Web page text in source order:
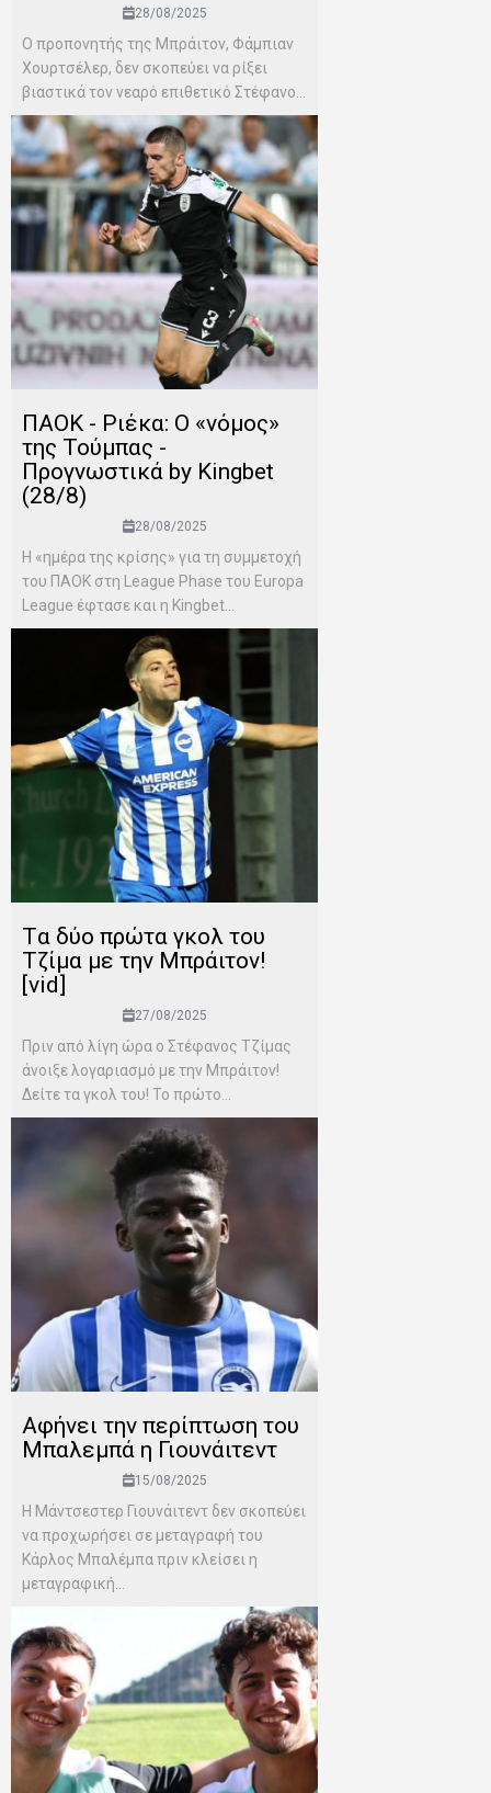
28/08/2025
Ο προπονητής της Μπράιτον, Φάμπιαν
Χουρτσέλερ, δεν σκοπεύει να ρίξει
βιαστικά τον νεαρό επιθετικό Στέφανο...
ΠΑΟΚ - Ριέκα: Ο «νόμος»
της Τούμπας -
Προγνωστικά by Kingbet
(28/8)
28/08/2025
Η «ημέρα της κρίσης» για τη συμμετοχή
του ΠΑΟΚ στη League Phase του Europa
League έφτασε και η Kingbet...
Tα δύο πρώτα γκολ του
Τζίμα με την Μπράιτον!
[vid]
27/08/2025
Πριν από λίγη ώρα ο Στέφανος Τζίμας
άνοιξε λογαριασμό με την Μπράιτον!
Δείτε τα γκολ του! Το πρώτο...
Αφήνει την περίπτωση του
Μπαλεμπά η Γιουνάιτεντ
15/08/2025
Η Μάντσεστερ Γιουνάιτεντ δεν σκοπεύει
να προχωρήσει σε μεταγραφή του
Κάρλος Μπαλέμπα πριν κλείσει η
μεταγραφική...